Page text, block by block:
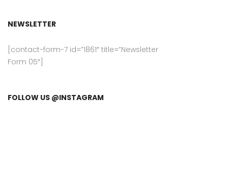
NEWSLETTER
[contact-form-7 id=”1861″ title=”Newsletter
Form 05″]
FOLLOW US @INSTAGRAM